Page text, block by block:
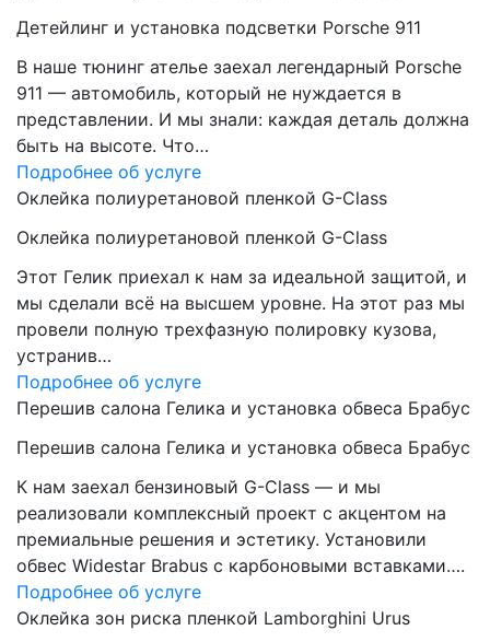
Детейлинг и установка подсветки Porsche 911
В наше тюнинг ателье заехал легендарный Porsche
911 — автомобиль, который не нуждается в
представлении. И мы знали: каждая деталь должна
быть на высоте. Что…
Подробнее об услуге
Оклейка полиуретановой пленкой G-Class
Оклейка полиуретановой пленкой G-Class
Этот Гелик приехал к нам за идеальной защитой, и
мы сделали всё на высшем уровне. На этот раз мы
провели полную трехфазную полировку кузова,
устранив…
Подробнее об услуге
Перешив салона Гелика и установка обвеса Брабус
Перешив салона Гелика и установка обвеса Брабус
К нам заехал бензиновый G-Class — и мы
реализовали комплексный проект с акцентом на
премиальные решения и эстетику. Установили
обвес Widestar Brabus с карбоновыми вставками….
Подробнее об услуге
Оклейка зон риска пленкой Lamborghini Urus